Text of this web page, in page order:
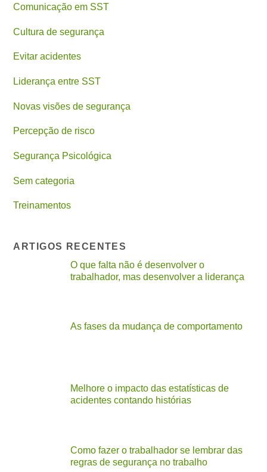
Comunicação em SST
Cultura de segurança
Evitar acidentes
Liderança entre SST
Novas visões de segurança
Percepção de risco
Segurança Psicológica
Sem categoria
Treinamentos
ARTIGOS RECENTES
O que falta não é desenvolver o
trabalhador, mas desenvolver a liderança
As fases da mudança de comportamento
Melhore o impacto das estatísticas de
acidentes contando histórias
Como fazer o trabalhador se lembrar das
regras de segurança no trabalho